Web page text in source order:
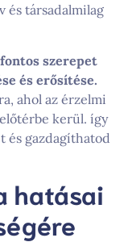
és társadalmilag
szerepet
és erősítése.
ahol az érzelmi
kerül. így
és gazdagíthatod
hatásai